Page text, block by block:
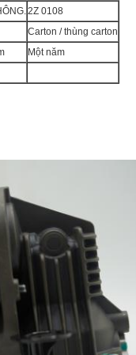
2Z 0108
Carton / thùng carton
Một năm